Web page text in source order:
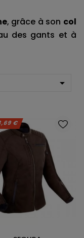
, grâce à son col
des gants et à

€